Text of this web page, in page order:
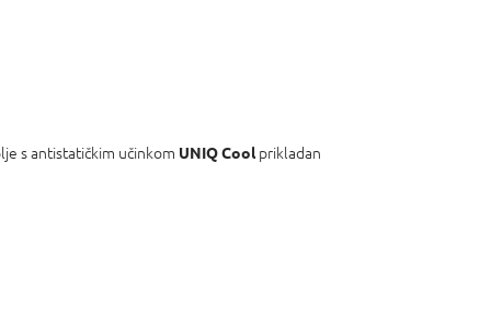
s antistatičkim učinkom UNIQ Coolprikladan